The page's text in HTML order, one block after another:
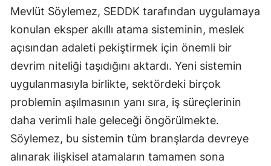
Tekirdağ
Trabzon
Tunceli
Şanlıurfa
Uşak
Van
Mevlüt Söylemez, SEDDK tarafından uygulamaya
konulan eksper akıllı atama sisteminin, meslek
açısından adaleti pekiştirmek için önemli bir
devrim niteliği taşıdığını aktardı. Yeni sistemin
uygulanmasıyla birlikte, sektördeki birçok
problemin aşılmasının yanı sıra, iş süreçlerinin
daha verimli hale geleceği öngörülmekte.
Söylemez, bu sistemin tüm branşlarda devreye
alınarak ilişkisel atamaların tamamen sona